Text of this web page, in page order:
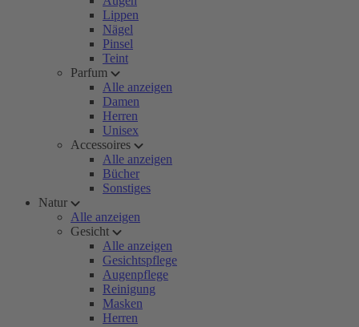
Lippen
Nägel
Pinsel
Teint
Parfum
Alle anzeigen
Damen
Herren
Unisex
Accessoires
Alle anzeigen
Bücher
Sonstiges
Natur
Alle anzeigen
Gesicht
Alle anzeigen
Gesichtspflege
Augenpflege
Reinigung
Masken
Herren